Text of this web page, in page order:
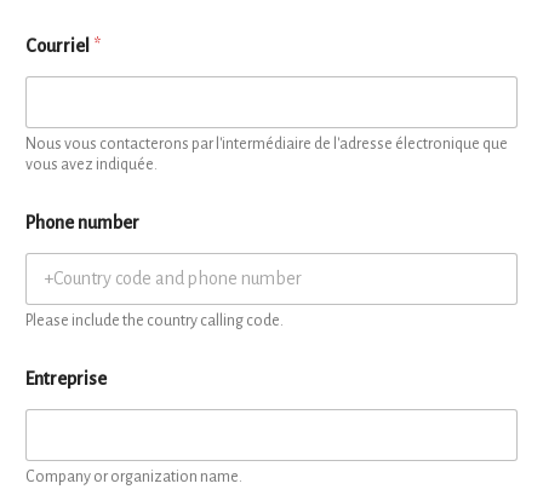
Courriel *
Nous vous contacterons par l'intermédiaire de l'adresse électronique que
vous avez indiquée.
Phone number
Please include the country calling code.
Entreprise
Company or organization name.